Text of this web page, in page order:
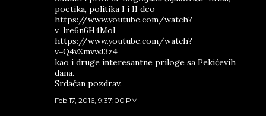
poetika, politika I i II deo
https://www.youtube.com/watch?
v=lre6n6H4MoI
https://www.youtube.com/watch?
v=Q4vXmvwJ3z4
kao i druge interesantne priloge sa Pekićevih
dana.
Srdačan pozdrav.
Feb 17, 2016, 9:37:00 PM